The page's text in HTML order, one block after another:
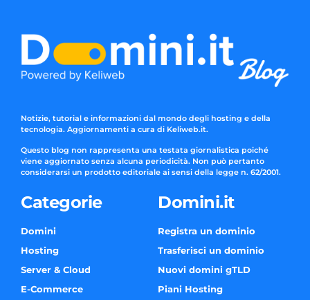
Notizie, tutorial e informazioni dal mondo degli hosting e della
tecnologia. Aggiornamenti a cura di Keliweb.it.
Questo blog non rappresenta una testata giornalistica poiché
viene aggiornato senza alcuna periodicità. Non può pertanto
considerarsi un prodotto editoriale ai sensi della legge n. 62/2001.
Categorie
Domini
Hosting
Server & Cloud
E-Commerce
Domini.it
Registra un dominio
Trasferisci un dominio
Nuovi domini gTLD
Piani Hosting